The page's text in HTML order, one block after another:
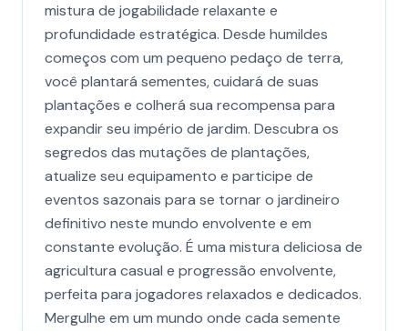
mistura de jogabilidade relaxante e
profundidade estratégica. Desde humildes
começos com um pequeno pedaço de terra,
você plantará sementes, cuidará de suas
plantações e colherá sua recompensa para
expandir seu império de jardim. Descubra os
segredos das mutações de plantações,
atualize seu equipamento e participe de
eventos sazonais para se tornar o jardineiro
definitivo neste mundo envolvente e em
constante evolução. É uma mistura deliciosa de
agricultura casual e progressão envolvente,
perfeita para jogadores relaxados e dedicados.
Mergulhe em um mundo onde cada semente